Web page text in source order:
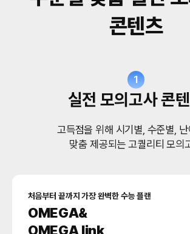
콘텐츠
1
실전 모의고사 콘
고득점을 위해 시기별, 수준별,
맞춤 제공되는 고퀄리티 모의
처음부터 끝까지 가장 완벽한 수능 플랜
OMEGA&
OMEGA link